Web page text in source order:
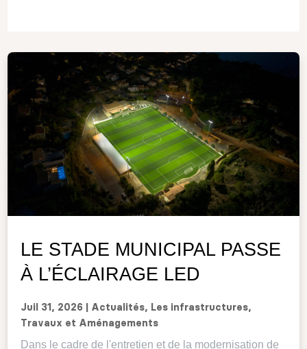
LE STADE MUNICIPAL PASSE
À L’ÉCLAIRAGE LED
Juil 31, 2026 Actualités, Les infrastructures,
Travaux et Aménagements
Dans le cadre de l'entretien et de la modernisation de